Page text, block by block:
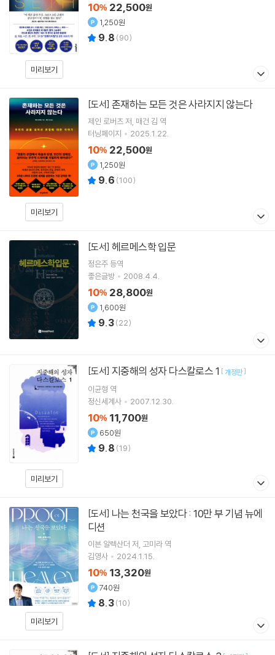
미리보기
10% 22,500원
1,250원
9.8 (90)
미리보기
[도서] 존재하는 모든 것은 사라지지 않는다
제인 로버츠 저 매건 김 역
터닝페이지
2025.1.22.
10% 22,500원
1,250원
9.6 (100)
[도서] 헤르메스학 입문
정은주등역
좋은글방
2008.4.4.
10% 28,800원
1,600원
9.3(22)
미리보기
[도서] 지중해의 성자 다스칼로스 1 [개정판]
이균형 역
정신세계사
2007.12.30.
10% 11,700원
650원
9.8 (19)
미리보기
[도서]
디션
이븐 알렉산더 저 고미라 역
김영사
2024.1.15.
10% 13,320원
740원
8.3(10)